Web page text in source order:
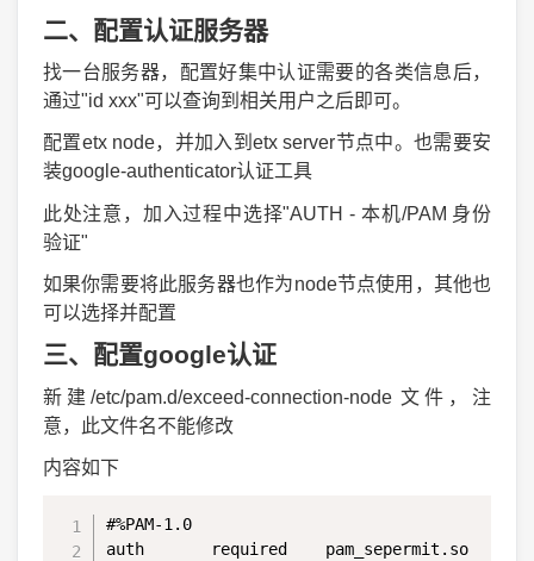
二、配置认证服务器
找一台服务器，配置好集中认证需要的各类信息后，
通过"id xxx"可以查询到相关用户之后即可。
配置etx node，并加入到etx server节点中。也需要安
装google-authenticator认证工具
此处注意，加入过程中选择"AUTH - 本机/PAM 身份
验证"
如果你需要将此服务器也作为node节点使用，其他也
可以选择并配置
三、配置google认证
新建/etc/pam.d/exceed-connection-node 文件，注
意，此文件名不能修改
内容如下
#%PAM-1.0
auth       required    pam_sepermit.so